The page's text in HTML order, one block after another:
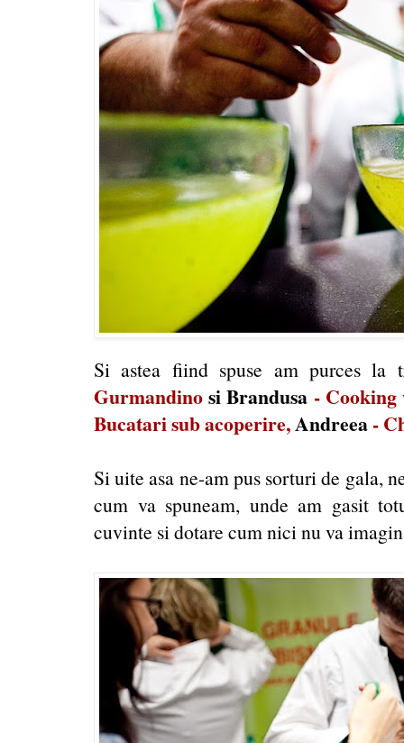
Si astea fiind spuse am purces
Gurmandinosi Brandusa - Cooking
Bucatari sub acoperire,Andreea-
Si uite asa ne-am pus sorturi de gala,
cum va spuneam, unde am gasit
cuvinte si dotare cum nici nu va